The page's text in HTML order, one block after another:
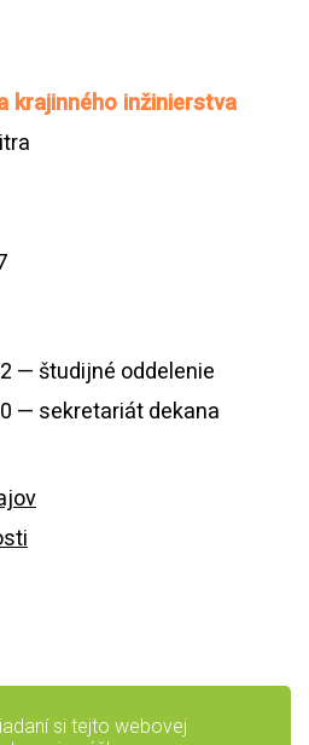
si tejto webovej
krajinného inžinierstva
— študijné oddelenie
— sekretariát dekana